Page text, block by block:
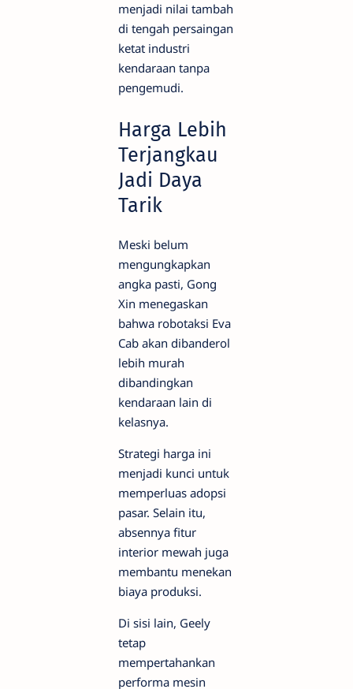
menjadi nilai tambah
di tengah persaingan
ketat industri
kendaraan tanpa
pengemudi.
Harga Lebih
Terjangkau
Jadi Daya
Tarik
Meski belum
mengungkapkan
angka pasti, Gong
Xin menegaskan
bahwa robotaksi Eva
Cab akan dibanderol
lebih murah
dibandingkan
kendaraan lain di
kelasnya.
Strategi harga ini
menjadi kunci untuk
memperluas adopsi
pasar. Selain itu,
absennya fitur
interior mewah juga
membantu menekan
biaya produksi.
Di sisi lain, Geely
tetap
mempertahankan
performa mesin